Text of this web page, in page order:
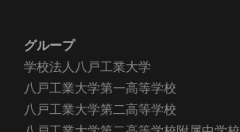
グループ
学校法人八戸工業大学
八戸工業大学第一高等学校
八戸工業大学第二高等学校